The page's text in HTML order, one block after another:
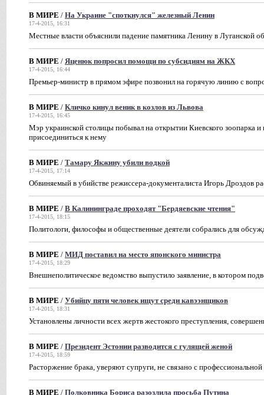
В МИРЕ / На Украине "споткнулся" железный Ленин
17-4-2015, 16:31
Местные власти объяснили падение памятника Ленину в Луганской
В МИРЕ / Яценюк попросил помощи по субсидиям на ЖКХ
17-4-2015, 16:44
Премьер-министр в прямом эфире позвонил на горячую линию с
В МИРЕ / Кличко кинул веник в козлов из Львова
17-4-2015, 16:45
Мэр украинской столицы побывал на открытии Киевского зоопарка и
присоединиться к нему
В МИРЕ / Тамару Якжину убили водкой
17-4-2015, 17:14
Обвиняемый в убийстве режиссера-документалиста Игорь Дроздов
В МИРЕ / В Калининграде проходят "Бердяевские чтения"
17-4-2015, 18:15
Политологи, философы и общественные деятели собрались для
В МИРЕ / МИД поставил на место японского министра
17-4-2015, 18:29
Внешнеполитическое ведомство выпустило заявление, в котором
В МИРЕ / Убийцу пяти человек ищут среди кавээнщиков
17-4-2015, 18:31
Установлены личности всех жертв жестокого преступления,
В МИРЕ / Президент Эстонии разводится с гулящей женой
17-4-2015, 18:59
Расторжение брака, уверяют супруги, не связано с
В МИРЕ / Полковника Бориса разозлила просьба Путина